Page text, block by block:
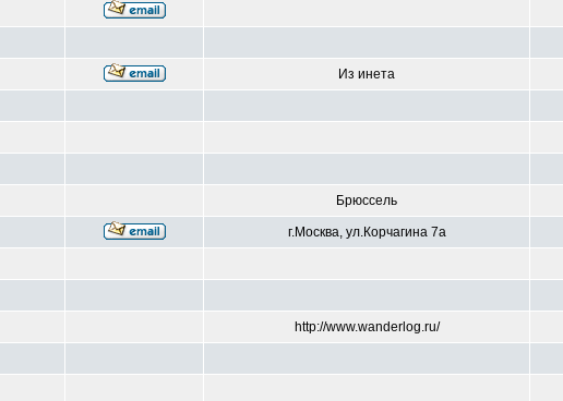
Из инета
Брюссель
г.Москва, ул.Корчагина 7а
http://www.wanderlog.ru/